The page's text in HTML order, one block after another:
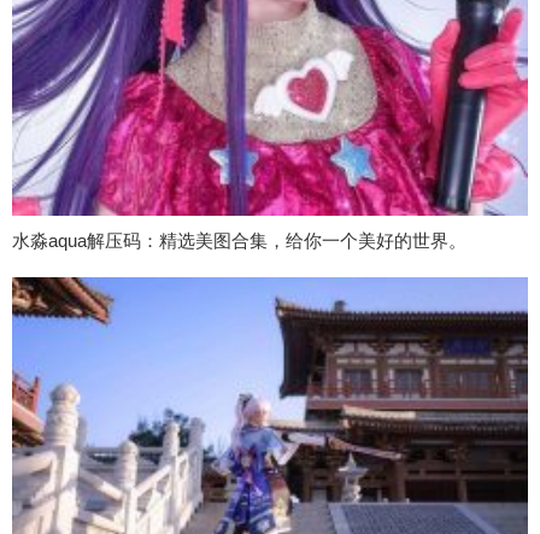
水淼aqua解压码：精选美图合集，给你一个美好的世界。